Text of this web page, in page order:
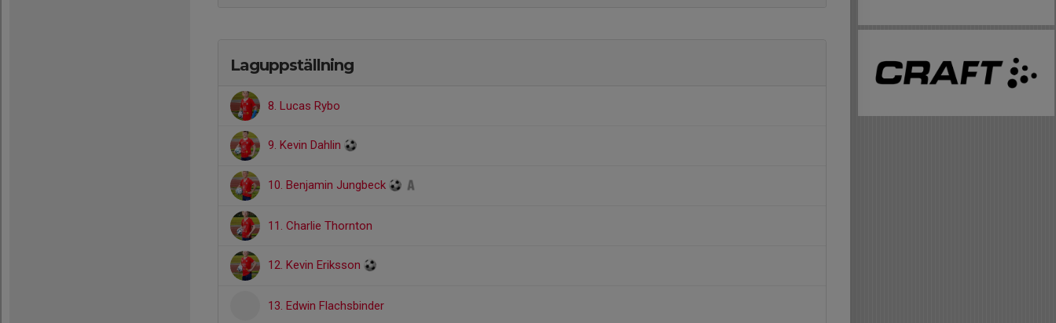
Laguppställning
8. Lucas Rybo
9. Kevin Dahlin
10. Benjamin Jungbeck
11. Charlie Thornton
12. Kevin Eriksson
13. Edwin Flachsbinder